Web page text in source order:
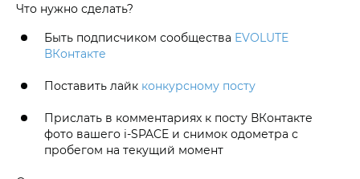
Что нужно сделать?
Быть подписчиком сообщества EVOLUTE
ВКонтакте
Поставить лайк конкурсному посту
Прислать в комментариях к посту ВКонтакте
фото вашего i‑SPACE и снимок одометра с
пробегом на текущий момент